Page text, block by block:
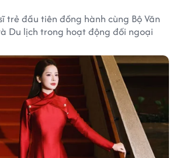
trẻ đầu tiên đồng hành cùng Bộ Văn
Du lịch trong hoạt động đối ngoại